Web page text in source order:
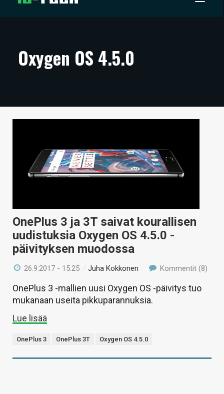
ARTIKKELIT
TECHBBS
KAUPPA
HAKU
Oxygen OS 4.5.0
OnePlus 3 ja 3T saivat kourallisen
uudistuksia Oxygen OS 4.5.0 -
päivityksen muodossa
26.9.2017 - 15:25 /Juha Kokkonen Kommentit (8)
OnePlus 3 -mallien uusi Oxygen OS -päivitys tuo
mukanaan useita pikkuparannuksia.
Lue lisää
OnePlus 3 OnePlus 3T Oxygen OS 4.5.0